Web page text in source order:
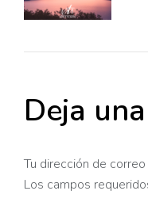
Deja
Tu dirección de
Los campos